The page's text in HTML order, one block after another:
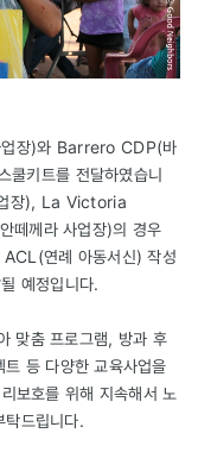
장)와 Barrero CDP(바
쿨키트를 전달하였습니
장), La Victoria
께라 사업장)의 경우
연례 아동서신) 작성
예정입니다.
맞춤 프로그램, 방과 후
등 다양한 교육사업을
보호를 위해 지속해서 노
탁드립니다.